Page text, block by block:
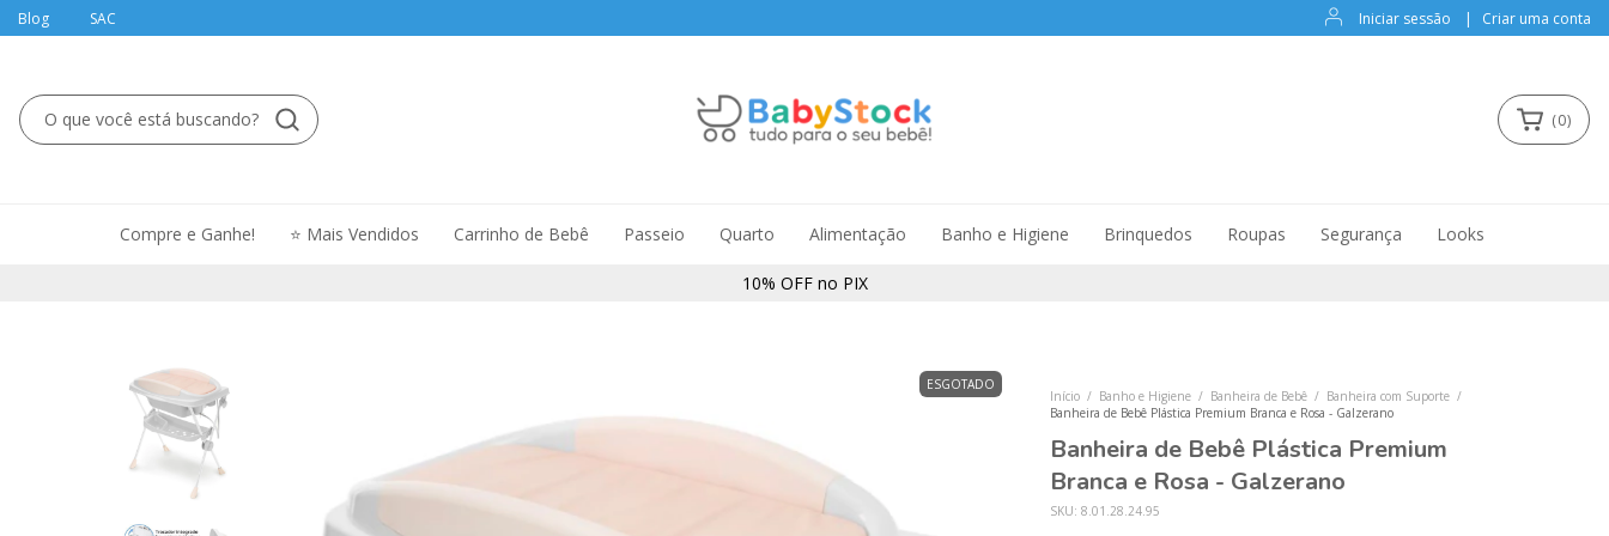
Blog SAC Iniciar sessão | Criar uma conta
10% OFF no PIX
(0)
Compre e Ganhe! ⭐ Mais Vendidos Carrinho de Bebê Passeio Quarto Alimentação Banho e Higiene Brinquedos Roupas Segurança Looks
ESGOTADO
Início / Banho e Higiene / Banheira de Bebê / Banheira com Suporte /
Banheira de Bebê Plástica Premium Branca e Rosa - Galzerano
Banheira de Bebê Plástica Premium
Branca e Rosa - Galzerano
SKU: 8.01.28.24.95